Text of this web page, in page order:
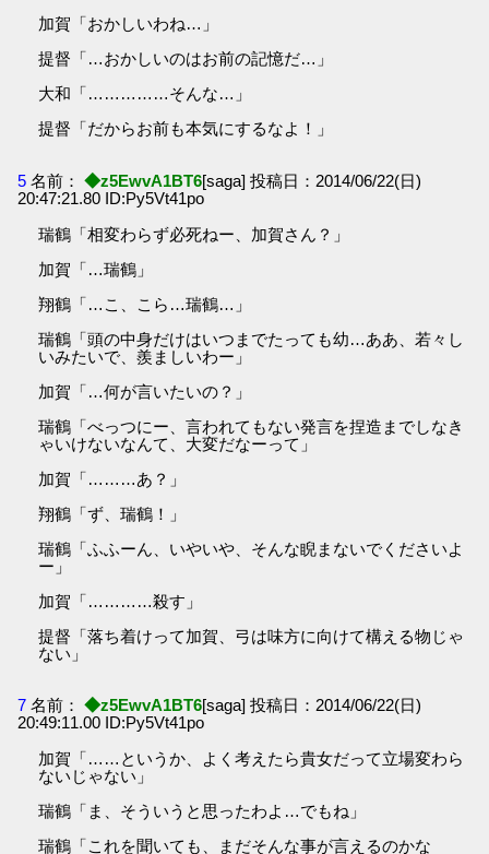
加賀「おかしいわね…」
提督「…おかしいのはお前の記憶だ…」
大和「……………そんな…」
提督「だからお前も本気にするなよ！」
5 名前： ◆z5EwvA1BT6[saga] 投稿日：2014/06/22(日)
20:47:21.80 ID:Py5Vt41po
瑞鶴「相変わらず必死ねー、加賀さん？」
加賀「…瑞鶴」
翔鶴「…こ、こら…瑞鶴…」
瑞鶴「頭の中身だけはいつまでたっても幼…ああ、若々し
いみたいで、羨ましいわー」
加賀「…何が言いたいの？」
瑞鶴「べっつにー、言われてもない発言を捏造までしなき
ゃいけないなんて、大変だなーって」
加賀「………あ？」
翔鶴「ず、瑞鶴！」
瑞鶴「ふふーん、いやいや、そんな睨まないでくださいよ
ー」
加賀「…………殺す」
提督「落ち着けって加賀、弓は味方に向けて構える物じゃ
ない」
7 名前： ◆z5EwvA1BT6[saga] 投稿日：2014/06/22(日)
20:49:11.00 ID:Py5Vt41po
加賀「……というか、よく考えたら貴女だって立場変わら
ないじゃない」
瑞鶴「ま、そういうと思ったわよ…でもね」
瑞鶴「これを聞いても、まだそんな事が言えるのかな